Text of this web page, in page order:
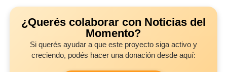
¿Querés colaborar con Noticias del
Momento?
Si querés ayudar a que este proyecto siga activo y
creciendo, podés hacer una donación desde aquí: